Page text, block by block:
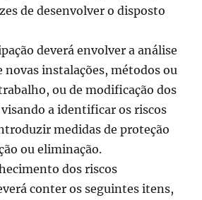
de desenvolver o disposto
deverá envolver a análise
novas instalações, métodos ou
ou de modificação dos
a identificar os riscos
medidas de proteção
ou eliminação.
dos riscos
conter os seguintes itens,